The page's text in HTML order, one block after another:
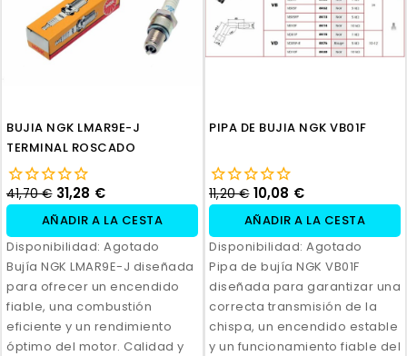
BUJIA NGK LMAR9E-J
TERMINAL ROSCADO
41,70 € 31,28 €
AÑADIR A LA CESTA
Disponibilidad: Agotado
Bujía NGK LMAR9E-J diseñada
para ofrecer un encendido
fiable, una combustión
eficiente y un rendimiento
óptimo del motor. Calidad y
PIPA DE BUJIA NGK VB01F
11,20 € 10,08 €
AÑADIR A LA CESTA
Disponibilidad: Agotado
Pipa de bujía NGK VB01F
diseñada para garantizar una
correcta transmisión de la
chispa, un encendido estable
y un funcionamiento fiable del